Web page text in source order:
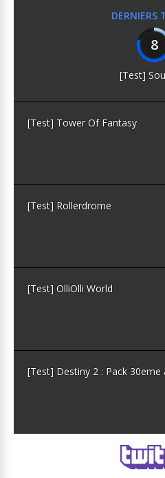
DERNIERS
8
[Test]
[Test] Tower Of Fantasy
[Test] Rollerdrome
[Test] OlliOlli World
[Test] Destiny 2 : Pack 30eme